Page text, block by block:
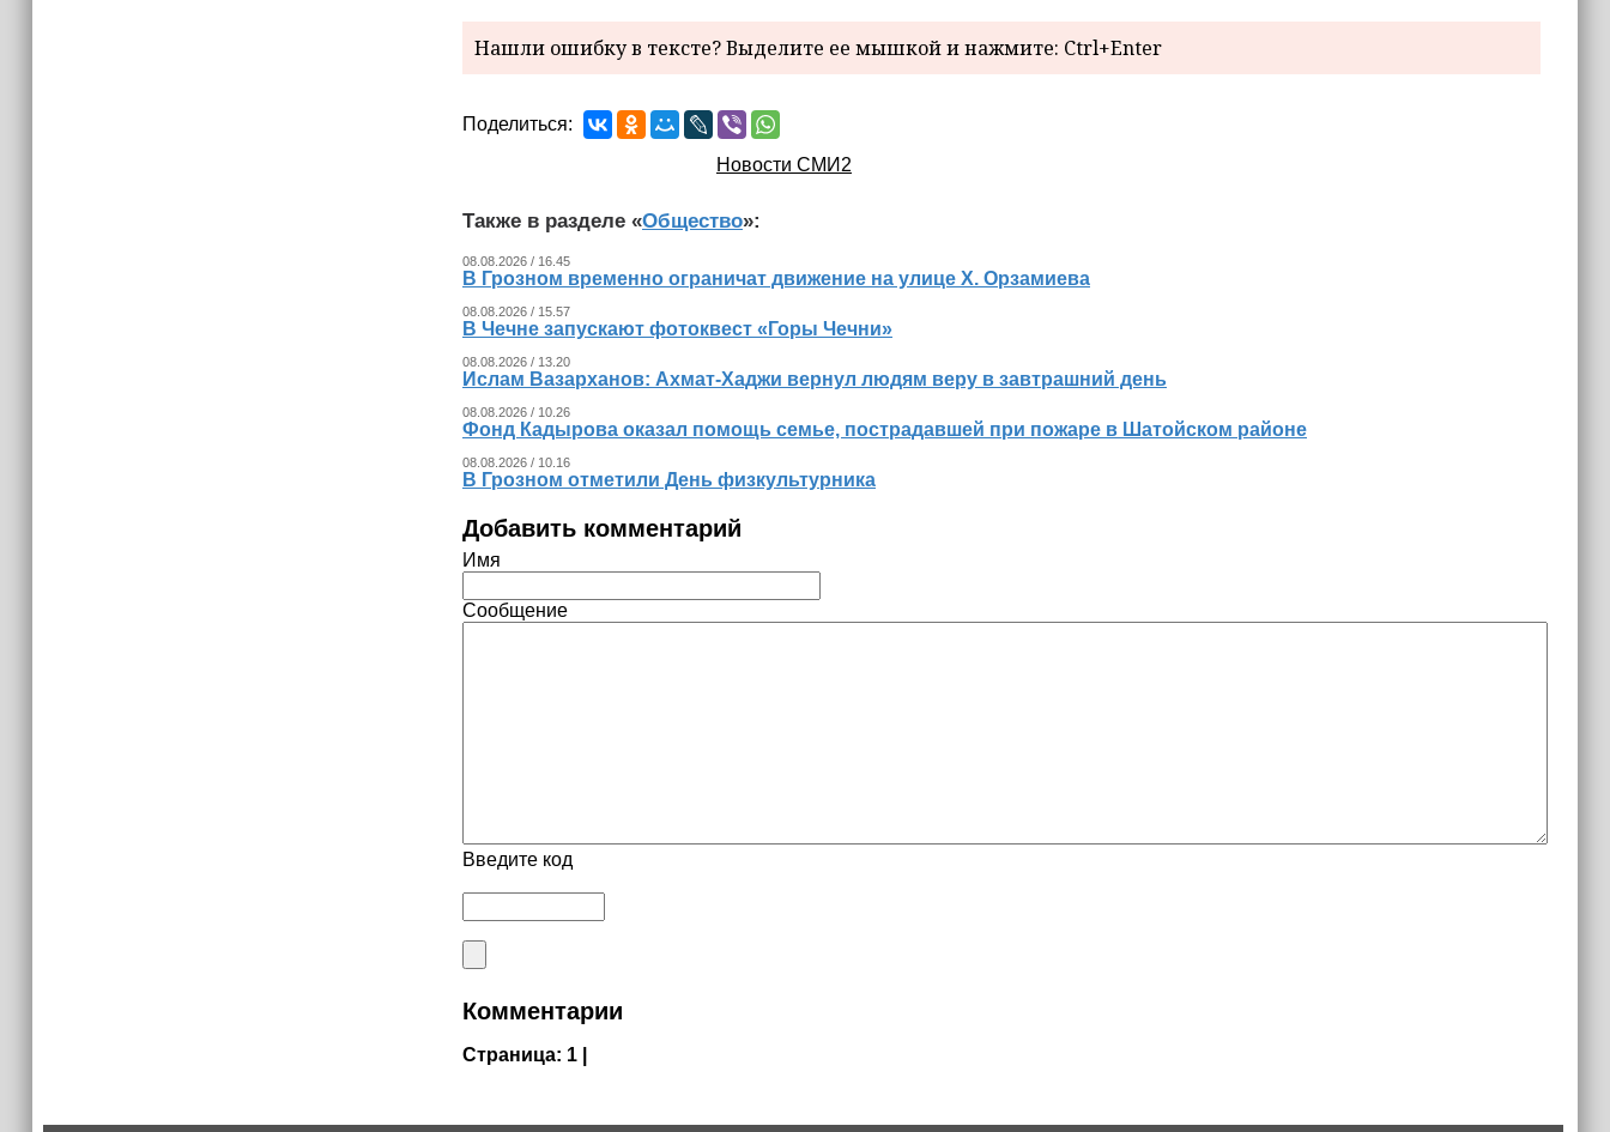
Нашли ошибку в тексте? Выделите ее мышкой и нажмите: Ctrl+Enter
Поделиться:
Новости СМИ2
Также в разделе «Общество»:
08.08.2026 / 16.45
В Грозном временно ограничат движение на улице Х. Орзамиева
08.08.2026 / 15.57
В Чечне запускают фотоквест «Горы Чечни»
08.08.2026 / 13.20
Ислам Вазарханов: Ахмат-Хаджи вернул людям веру в завтрашний день
08.08.2026 / 10.26
Фонд Кадырова оказал помощь семье, пострадавшей при пожаре в Шатойском районе
08.08.2026 / 10.16
В Грозном отметили День физкультурника
Добавить комментарий
Имя
Сообщение
Введите код
Комментарии
Страница: 1 |